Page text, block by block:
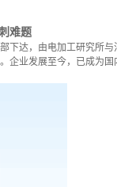
难题
下达，由电加工研究所
企业发展至今，已成为